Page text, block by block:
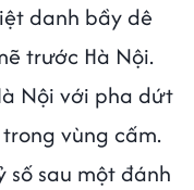
danh bầy dê
trước Hà Nội.
Nội với pha dứt
vùng cấm.
số sau một đánh